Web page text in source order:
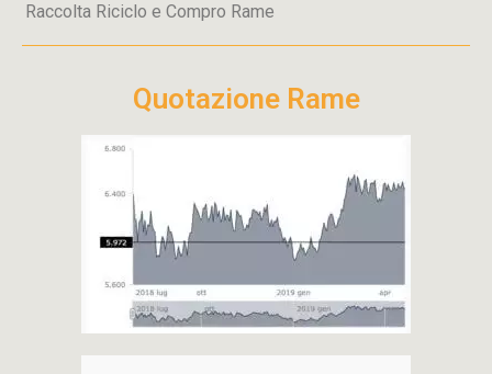
Raccolta Riciclo e Compro Rame
Quotazione Rame